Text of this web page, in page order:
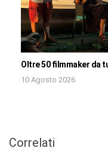
Oltre 50 filmmaker da
10 Agosto 2026
Correlati